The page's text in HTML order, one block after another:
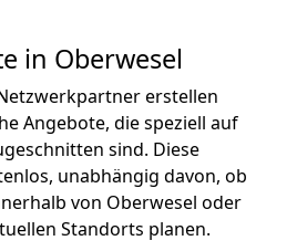
in Oberwesel
erstellen
Angebote, die speziell auf
sind. Diese
unabhängig davon, ob
von Oberwesel oder
Standorts planen.